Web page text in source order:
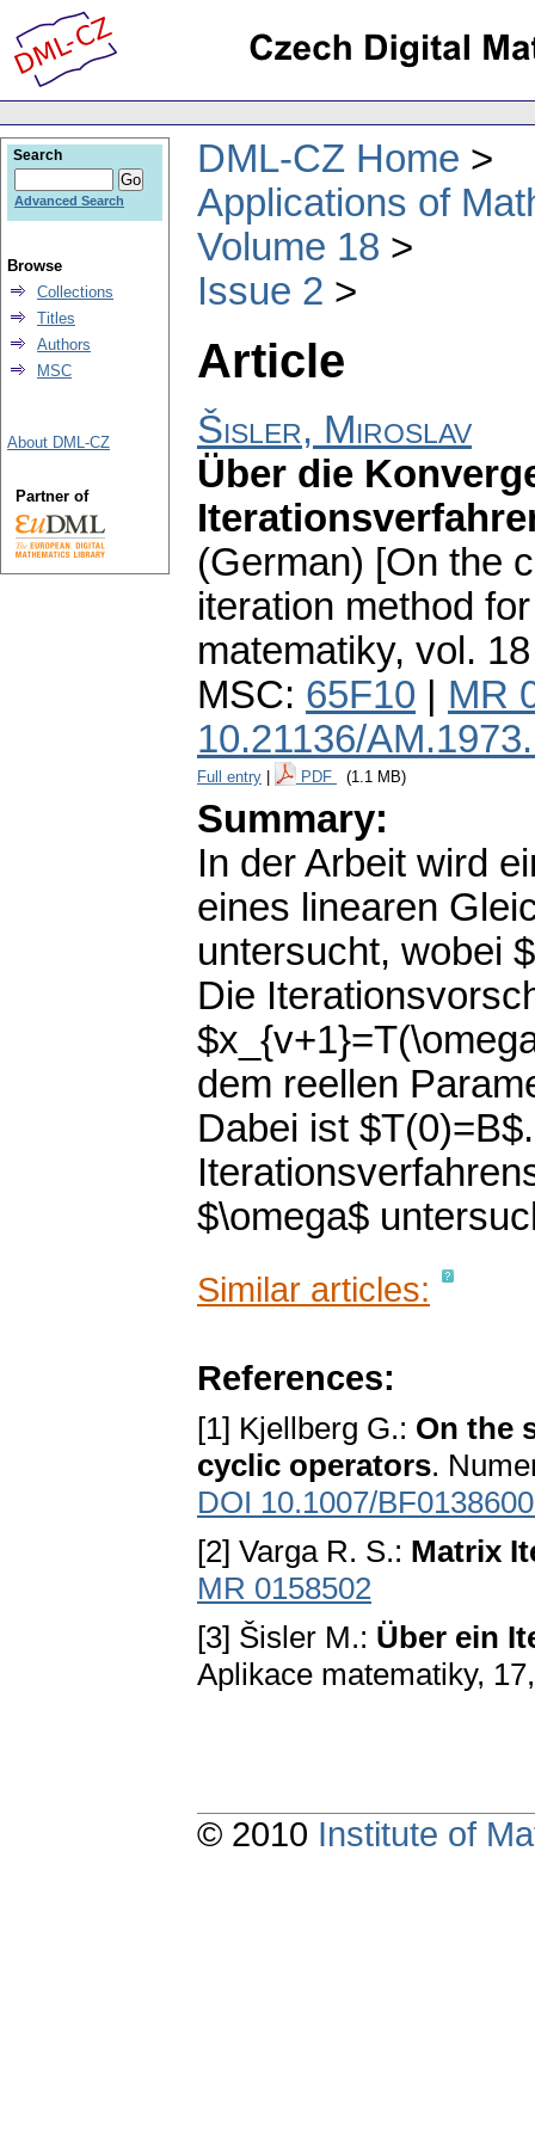
DML-CZ Home
Applications of
Volume 18
Issue 2
Article
Šisler, Miroslav
Über die
(German) [On the
iteration method
matematiky, vol.
MSC: 65F10
MR
10.21136/
Full entry PDF (1.1 MB)
Summary:
In der Arbeit wird
eines linearen
untersucht, wobei
Die
dem reellen
Dabei ist
$\omega$
Similar articles:
References:
[1] Kjellberg G.: On the
cyclic operators.
DOI 10.1007/
[2] Vargа R. S.: Matrix
MR 0158502
[3] Šisler M.: Über ein
Aplikace matematiky,
Search
Advanced Search
Browse
Collections
Titles
Authors
MSC
About DML-CZ
Partner of
© 2010 Institute of